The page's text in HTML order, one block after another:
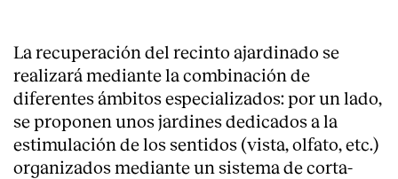
La recuperación del recinto ajardinado se
realizará mediante la combinación de
diferentes ámbitos especializados: por un lado,
se proponen unos jardines dedicados a la
estimulación de los sentidos (vista, olfato, etc.)
organizados mediante un sistema de corta-